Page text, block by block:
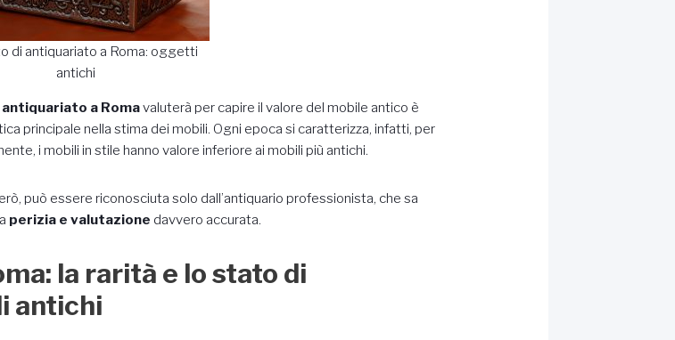
di antiquariato a Roma: oggetti
antichi
a Romavaluterà per capire il valore del mobile antico è
principale nella stima dei mobili. Ogni epoca si caratterizza, infatti, per
i mobili in stile hanno valore inferiore ai mobili più antichi.
può essere riconosciuta solo dall’antiquario professionista, che sa
perizia e valutazione davvero accurata.
la rarità e lo stato di
antichi